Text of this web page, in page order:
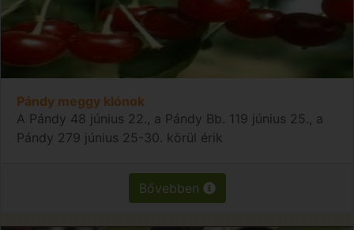
Pándy meggy klónok
A Pándy 48 június 22., a Pándy Bb. 119 június 25., a
Pándy 279 június 25-30. körül érik
Bővebben